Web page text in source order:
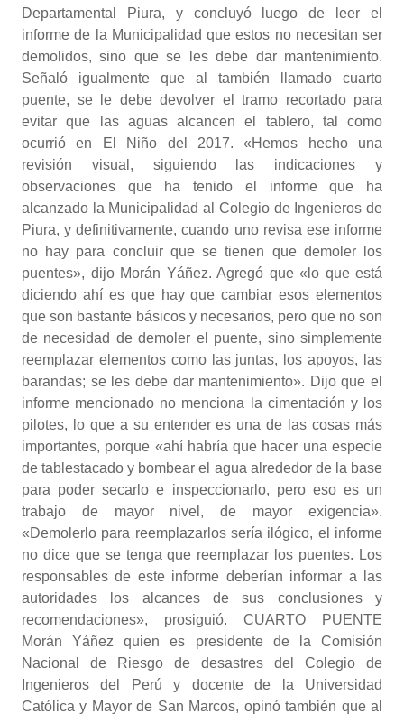
Departamental Piura, y concluyó luego de leer el
informe de la Municipalidad que estos no necesitan ser
demolidos, sino que se les debe dar mantenimiento.
Señaló igualmente que al también llamado cuarto
puente, se le debe devolver el tramo recortado para
evitar que las aguas alcancen el tablero, tal como
ocurrió en El Niño del 2017. «Hemos hecho una
revisión visual, siguiendo las indicaciones y
observaciones que ha tenido el informe que ha
alcanzado la Municipalidad al Colegio de Ingenieros de
Piura, y definitivamente, cuando uno revisa ese informe
no hay para concluir que se tienen que demoler los
puentes», dijo Morán Yáñez. Agregó que «lo que está
diciendo ahí es que hay que cambiar esos elementos
que son bastante básicos y necesarios, pero que no son
de necesidad de demoler el puente, sino simplemente
reemplazar elementos como las juntas, los apoyos, las
barandas; se les debe dar mantenimiento». Dijo que el
informe mencionado no menciona la cimentación y los
pilotes, lo que a su entender es una de las cosas más
importantes, porque «ahí habría que hacer una especie
de tablestacado y bombear el agua alrededor de la base
para poder secarlo e inspeccionarlo, pero eso es un
trabajo de mayor nivel, de mayor exigencia».
«Demolerlo para reemplazarlos sería ilógico, el informe
no dice que se tenga que reemplazar los puentes. Los
responsables de este informe deberían informar a las
autoridades los alcances de sus conclusiones y
recomendaciones», prosiguió. CUARTO PUENTE
Morán Yáñez quien es presidente de la Comisión
Nacional de Riesgo de desastres del Colegio de
Ingenieros del Perú y docente de la Universidad
Católica y Mayor de San Marcos, opinó también que al